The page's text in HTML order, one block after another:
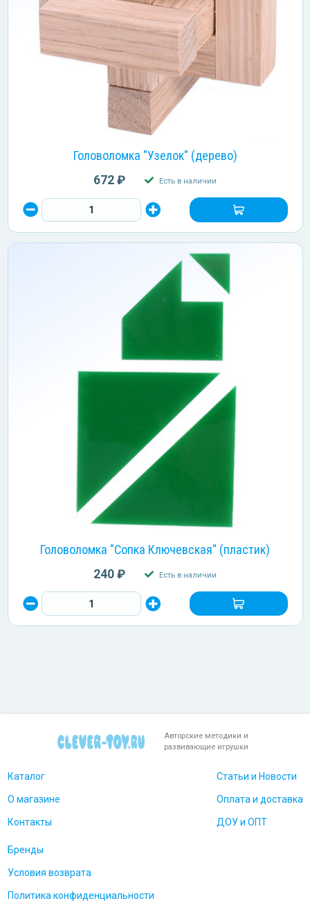
Головоломка "Узелок" (дерево)
672 ₽ Есть в наличии
Головоломка "Сопка Ключевская" (пластик)
240 ₽ Есть в наличии
Авторские методики и
развивающие игрушки
Каталог
О магазине
Контакты
Статьи и Новости
Оплата и доставка
ДОУ и ОПТ
Бренды
Условия возврата
Политика конфиденциальности